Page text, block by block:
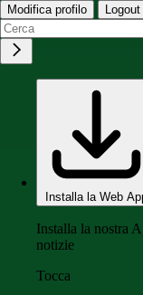
Modifica profilo Logout
Installa la Web
Installa la nostra
notizie
Tocca